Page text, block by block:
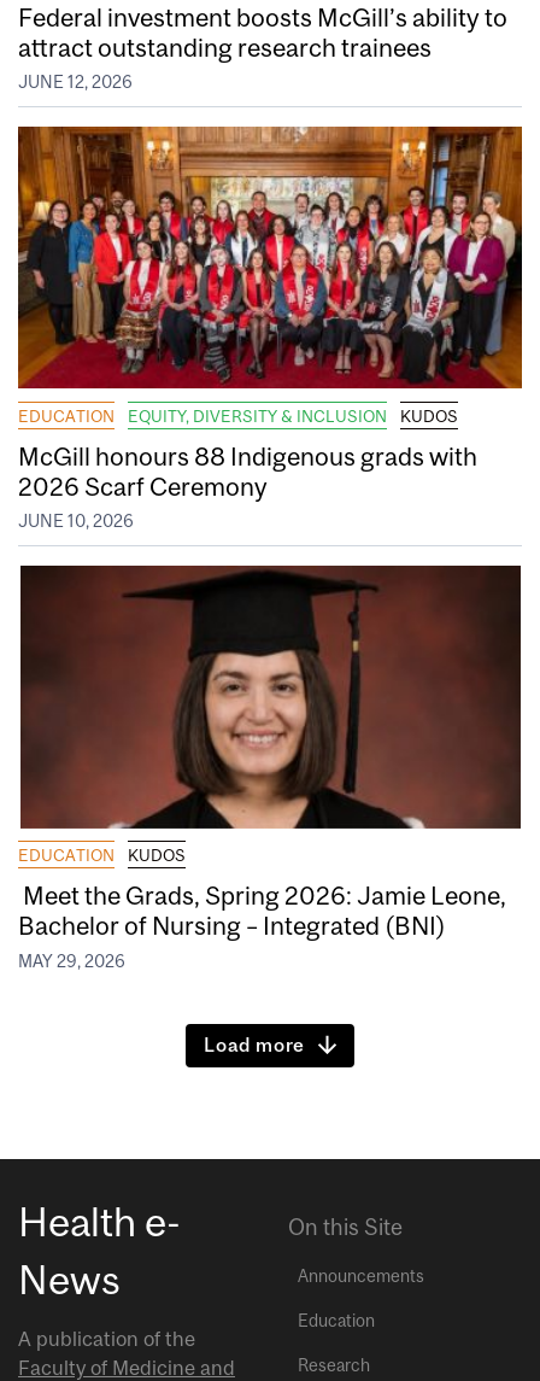
Federal investment boosts McGill’s ability to
attract outstanding research trainees
JUNE 12, 2026
EDUCATION EQUITY, DIVERSITY & INCLUSION KUDOS
McGill honours 88 Indigenous grads with
2026 Scarf Ceremony
JUNE 10, 2026
EDUCATION KUDOS
Meet the Grads, Spring 2026: Jamie Leone,
Bachelor of Nursing – Integrated (BNI)
MAY 29, 2026
Load more
Health e-
News
A publication of the
Faculty of Medicine and
On this Site
Announcements
Education
Research